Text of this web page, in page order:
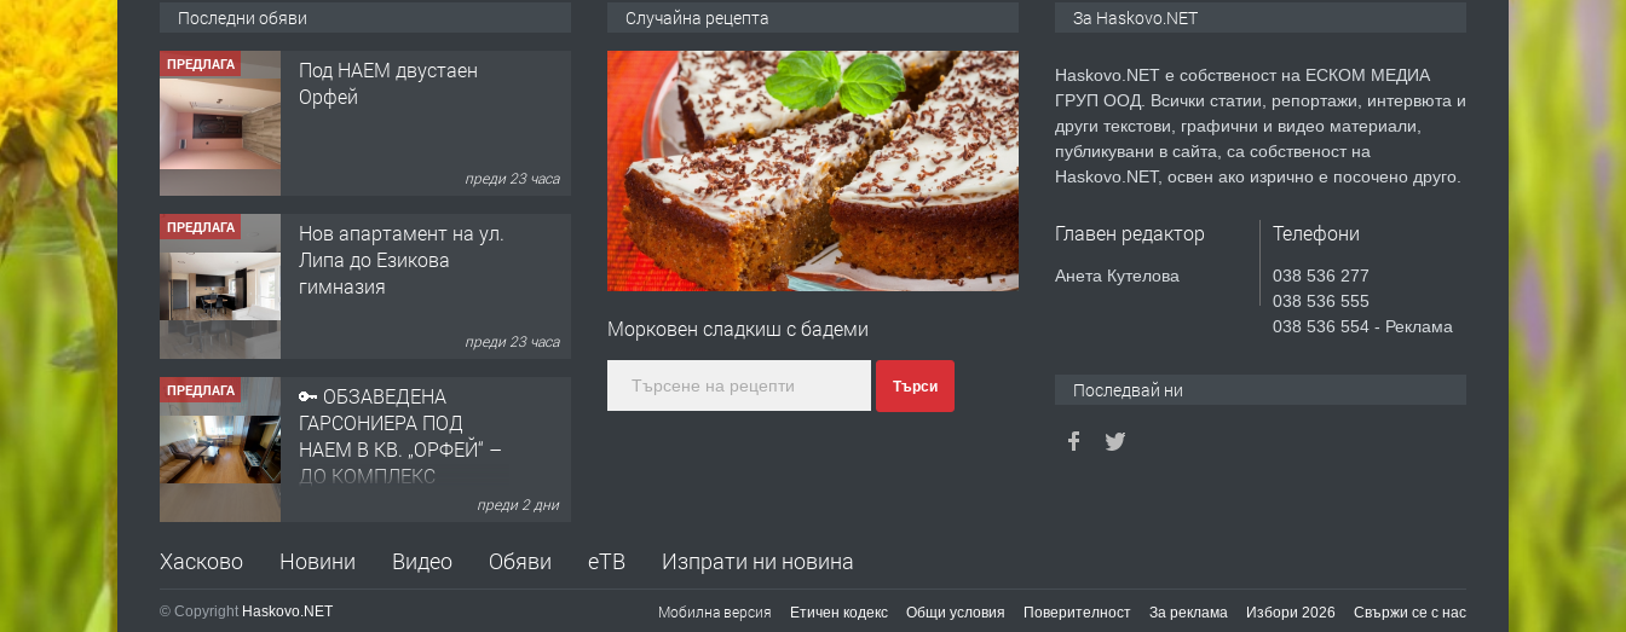
Последни обяви
ПРЕДЛАГА
Нов апартамент на ул.
Липа до Езикова
преди 23 часа
ПРЕДЛАГА
🔑 ОБЗАВЕДЕНА
ГАРСОНИЕРА ПОД
НАЕМ В КВ. „ОРФЕЙ“ –
преди 2 дни
ПРЕДЛАГА
НАПЪЛНО ОБЗАВЕДЕН
И ОБОРУДВАН
ТРИСТАЕН
АПАРТАМЕНТ В
преди 3 дни
ПРЕДЛАГА Давам гараж под наем
Случайна рецепта
Морковен сладкиш с бадеми
Търси
За Haskovo.NET
Haskovo.NET е собственост на ЕСКОМ МЕДИА
ГРУП ООД. Всички статии, репортажи, интервюта и
други текстови, графични и видео материали,
публикувани в сайта, са собственост на
Haskovo.NET, освен ако изрично е посочено друго.
Главен редактор
Анета Кутелова
Телефони
038 536 277
038 536 555
038 536 554 - Реклама
Последвай ни
Хасково Новини Видео Обяви еТВ Изпрати ни новина
© Copyright Haskovo.NET Мобилна версия Етичен кодекс Общи условия Поверителност За реклама Избори 2026 Свържи се с нас